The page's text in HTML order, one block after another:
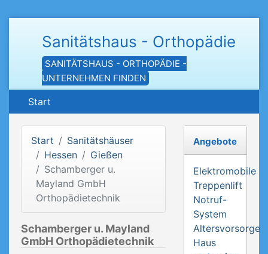
Sanitätshaus - Orthopädie
SANITÄTSHAUS - ORTHOPÄDIE -
UNTERNEHMEN FINDEN
Start
Start
Sanitätshäuser
Hessen
Gießen
Schamberger u.
Mayland GmbH
Orthopädietechnik
Schamberger u. Mayland
GmbH Orthopädietechnik
Angebote
Elektromobile
Treppenlift
Notruf-
System
Altersvorsorge
Haus